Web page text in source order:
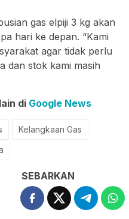
gas elpiji 3 kg akan
hari ke depan. “Kami
agar tidak perlu
dan stok kami masih
di Google News
Kelangkaan Gas
SEBARKAN